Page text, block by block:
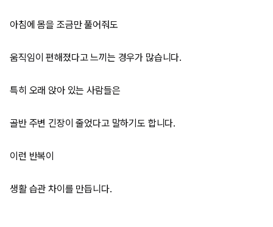
아침에 몸을 조금만 풀어줘도
움직임이 편해졌다고 느끼는 경우가 많습니다.
특히 오래 앉아 있는 사람들은
골반 주변 긴장이 줄었다고 말하기도 합니다.
이런 반복이
생활 습관 차이를 만듭니다.